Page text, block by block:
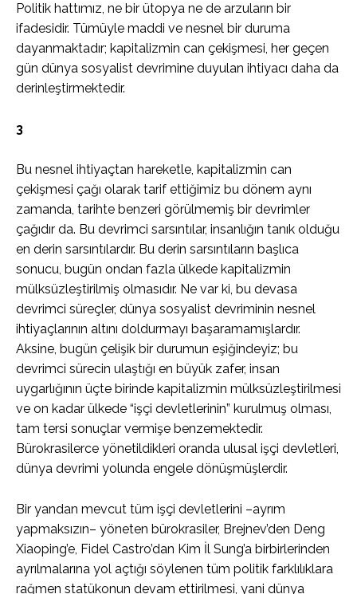
Politik hattımız, ne bir ütopya ne de arzuların bir
ifadesidir. Tümüyle maddi ve nesnel bir duruma
dayanmaktadır; kapitalizmin can çekişmesi, her geçen
gün dünya sosyalist devrimine duyulan ihtiyacı daha da
derinleştirmektedir.
3
Bu nesnel ihtiyaçtan hareketle, kapitalizmin can
çekişmesi çağı olarak tarif ettiğimiz bu dönem aynı
zamanda, tarihte benzeri görülmemiş bir devrimler
çağıdır da. Bu devrimci sarsıntılar, insanlığın tanık olduğu
en derin sarsıntılardır. Bu derin sarsıntıların başlıca
sonucu, bugün ondan fazla ülkede kapitalizmin
mülksüzleştirilmiş olmasıdır. Ne var ki, bu devasa
devrimci süreçler, dünya sosyalist devriminin nesnel
ihtiyaçlarının altını doldurmayı başaramamışlardır.
Aksine, bugün çelişik bir durumun eşiğindeyiz; bu
devrimci sürecin ulaştığı en büyük zafer, insan
uygarlığının üçte birinde kapitalizmin mülksüzleştirilmesi
ve on kadar ülkede “işçi devletlerinin” kurulmuş olması,
tam tersi sonuçlar vermişe benzemektedir.
Bürokrasilerce yönetildikleri oranda ulusal işçi devletleri,
dünya devrimi yolunda engele dönüşmüşlerdir.
Bir yandan mevcut tüm işçi devletlerini –ayrım
yapmaksızın– yöneten bürokrasiler, Brejnev’den Deng
Xiaoping’e, Fidel Castro’dan Kim İl Sung’a birbirlerinden
ayrılmalarına yol açtığı söylenen tüm politik farklılıklara
rağmen statükonun devam ettirilmesi, yani dünya